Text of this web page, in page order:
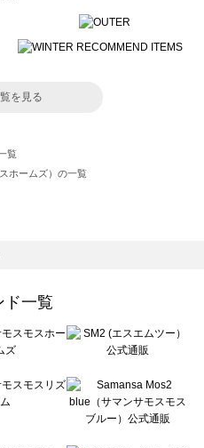
を見る
覧
ホームズ）の一覧
サマンサモスモス）の一覧
ルー）の一覧
一覧
ド一覧